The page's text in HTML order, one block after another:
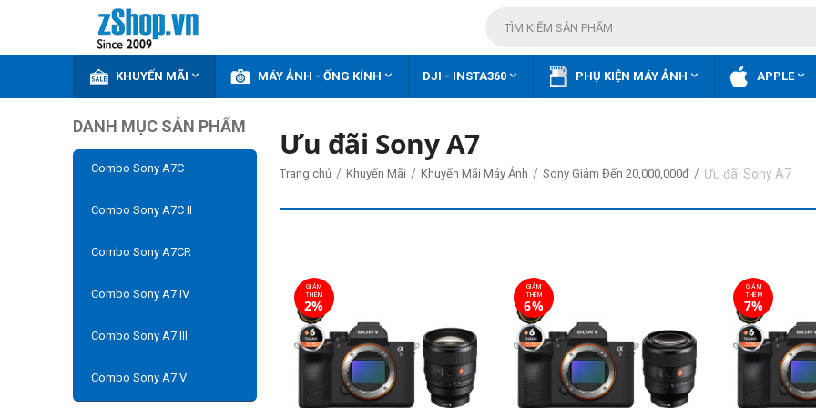
KHUYẾN MÃI  MÁY ẢNH - ỐNG KÍNH  DJI - INSTA360  PHỤ KIỆN MÁY ẢNH  APPLE
DANH MỤC SẢN PHẨM
Combo Sony A7C
Combo Sony A7C II
Combo Sony A7CR
Combo Sony A7 IV
Combo Sony A7 III
Combo Sony A7 V
Ưu đãi Sony A7
Trang chủ / Khuyến Mãi / Khuyến Mãi Máy Ảnh / Sony Giảm Đến 20,000,000đ / Ưu đãi Sony A7
GIẢM
THÊM
2%
GIẢM
THÊM
6%
GIẢM
THÊM
7%